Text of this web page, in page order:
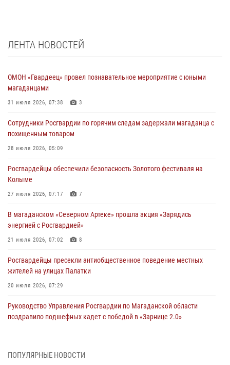
ЛЕНТА НОВОСТЕЙ
ОМОН «Гвардеец» провел познавательное мероприятие с юными
магаданцами
31 июля 2026, 07:38 3
Сотрудники Росгвардии по горячим следам задержали магаданца с
похищенным товаром
28 июля 2026, 05:09
Росгвардейцы обеспечили безопасность Золотого фестиваля на
Колыме
27 июля 2026, 07:17 7
В магаданском «Северном Артеке» прошла акция «Зарядись
энергией с Росгвардией»
21 июля 2026, 07:02 8
Росгвардейцы пресекли антиобщественное поведение местных
жителей на улицах Палатки
20 июля 2026, 07:29
Руководство Управления Росгвардии по Магаданской области
поздравило подшефных кадет с победой в «Зарнице 2.0»
При содействии СОБР Росгвардии в Магадане задержан
ПОПУЛЯРНЫЕ НОВОСТИ